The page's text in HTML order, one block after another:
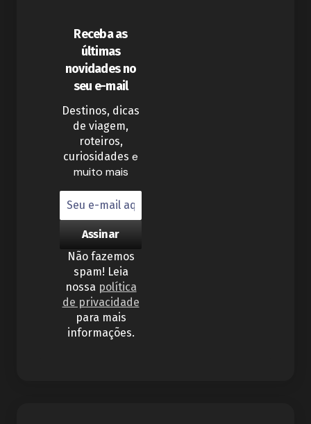
Receba as
últimas
novidades no
seu e-mail
Destinos, dicas
de viagem,
roteiros,
curiosidades e
muito mais
Não fazemos
spam! Leia
nossa política
de privacidade
para mais
informações.